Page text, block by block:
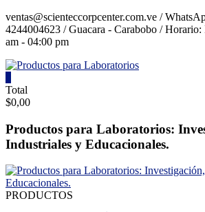
Saltar
contenido
ventas@scienteccorpcenter.com.ve /
4244004623 / Guacara - Carabobo /
am - 04:00 pm
Productos
para
Laboratorios
Investigación,
y
Educacionales.
Total
$0,00
Productos para Laboratorios:
Industriales y Educacionales.
PRODUCTOS